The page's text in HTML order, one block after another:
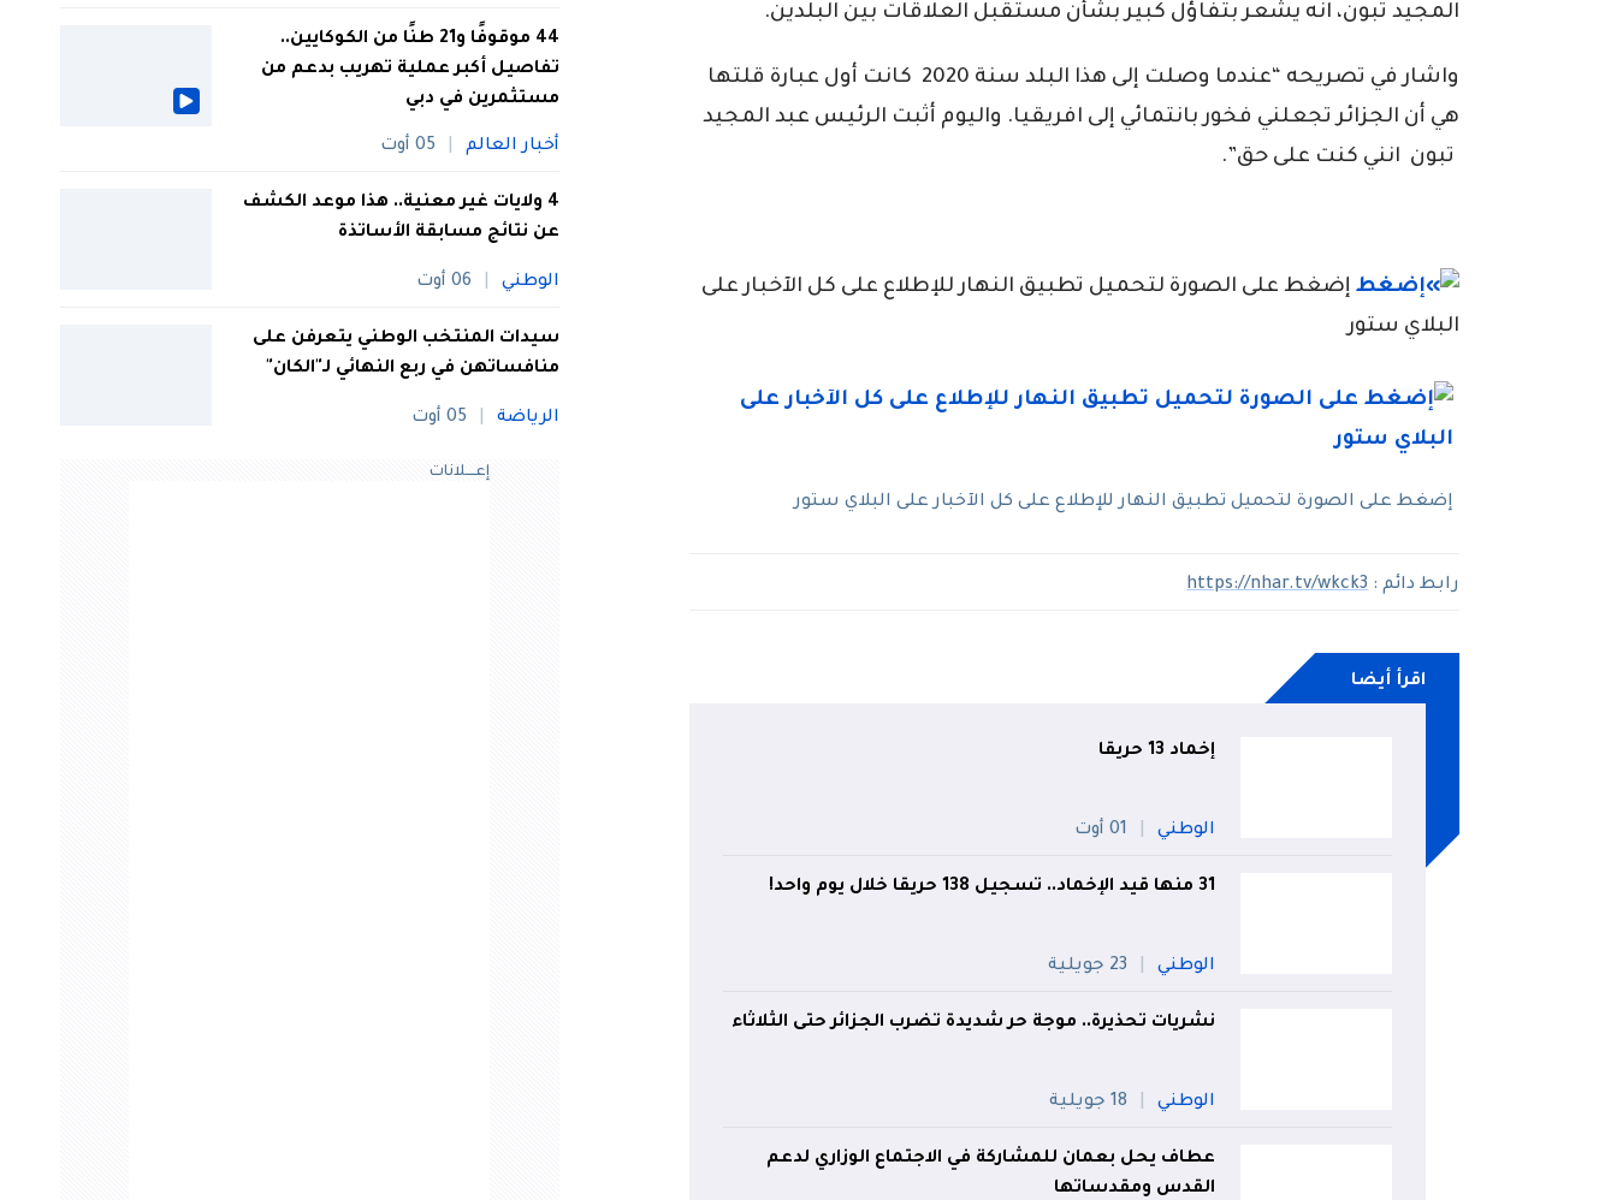
المجيد تبون، انه يشعر بتفاؤل كبير بشأن مستقبل العلاقات بين البلدين.
واشار في تصريحه “عندما وصلت إلى هذا البلد سنة 2020 كانت أول عبارة قلتها
هي أن الجزائر تجعلني فخور بانتمائي إلى افريقيا. واليوم أثبت الرئيس عبد المجيد
تبون انني كنت على حق”.
إضغط على الصورة لتحميل تطبيق النهار للإطلاع على كل الآخبار على
البلاي ستور
إضغط على الصورة لتحميل تطبيق النهار للإطلاع على كل الآخبار على البلاي ستور
رابط دائم :https://nhar.tv/wkck3
اقرأ أيضا
إخماد 13 حريقا
الوطني 01 أوت
31 منها قيد الإخماد.. تسجيل 138 حريقا خلال يوم واحد!
الوطني 23 جويلية
نشريات تحذيرة.. موجة حر شديدة تضرب الجزائر حتى الثلاثاء
الوطني 18 جويلية
عطاف يحل بعمان للمشاركة في الاجتماع الوزاري لدعم
القدس ومقدساتها
44 موقوفًا و21 طنًا من الكوكايين..
تفاصيل أكبر عملية تهريب بدعم من
مستثمرين في دبي
أخبار العالم 05 أوت
4 ولايات غير معنية.. هذا موعد الكشف
عن نتائج مسابقة الأساتذة
الوطني 06 أوت
سيدات المنتخب الوطني يتعرفن على
منافساتهن في ربع النهائي لـ"الكان"
الرياضة 05 أوت
إعــــلانات